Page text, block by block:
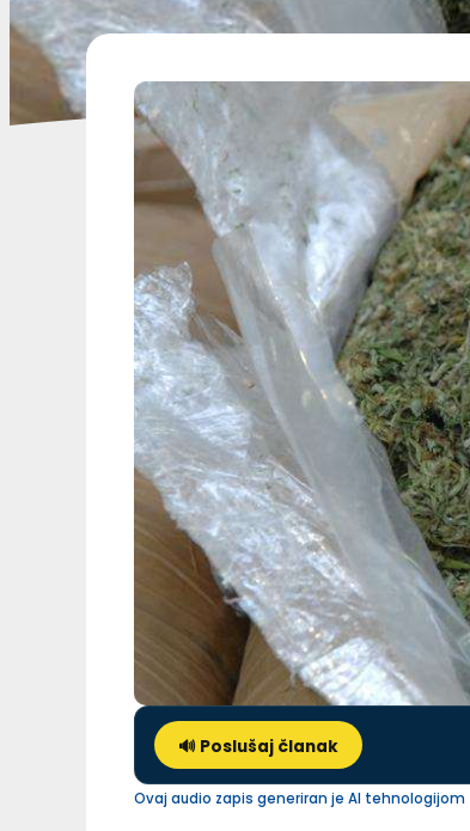
🔊 Poslušaj članak
Ovaj audio zapis generiran je AI tehnologijom